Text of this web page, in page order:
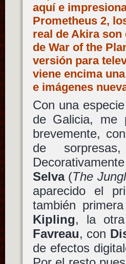
aquí e
Prometheus 2,
real de Akira
de War of the
versión para
viene encima
e imágenes
Con una
de Galicia, me
brevemente,
de
Selva(The
aparecido el
también
Kipling, la
Favreau, con
de efectos